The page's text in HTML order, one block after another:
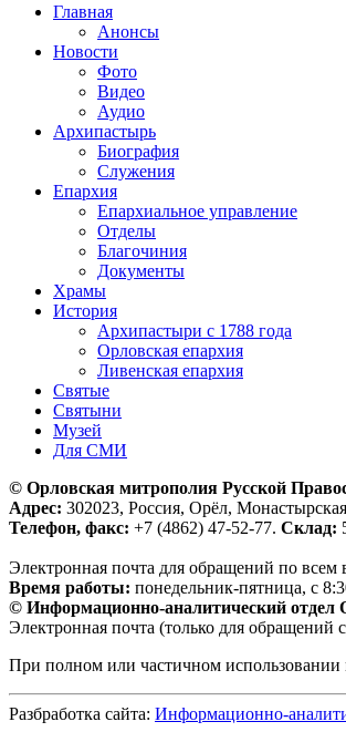
Главная
Анонсы
Новости
Фото
Видео
Аудио
Архипастырь
Биография
Служения
Епархия
Епархиальное управление
Отделы
Благочиния
Документы
Храмы
История
Архипастыри с 1788 года
Орловская епархия
Ливенская епархия
Святые
Святыни
Музей
Для СМИ
© Орловская митрополия Русской
Адрес: 302023, Россия, Орёл,
Телефон, факс: +7 (4862) 47-52-77. Склад:
Электронная почта для обращений по всем
Время работы: понедельник-пятница, с
© Информационно-аналитический отдел
Электронная почта (только для обращений
При полном или частичном использовании
Разбработка сайта: Информационно-